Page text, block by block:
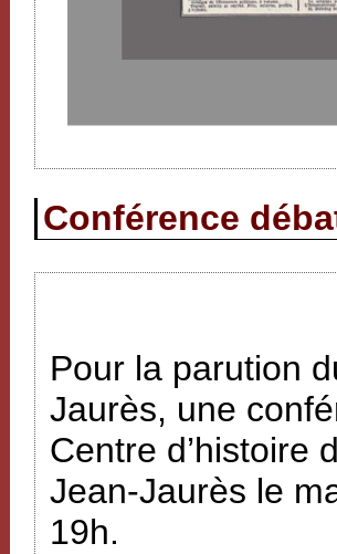
Conférence
Pour la parution
Jaurès, une
Centre d’histoire
Jean-Jaurès le
19h.